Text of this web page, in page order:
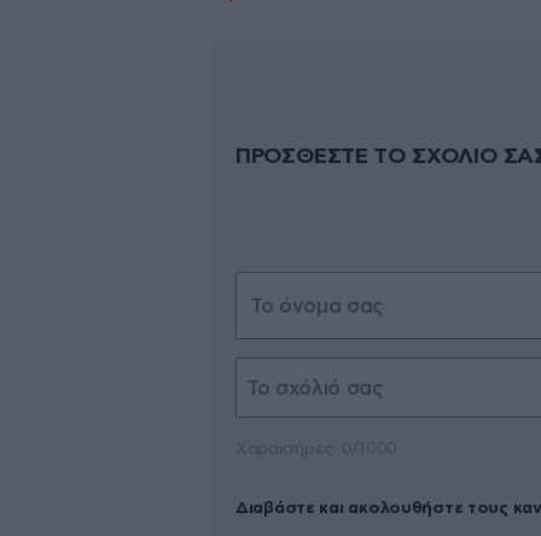
ΠΡΟΣΘΕΣΤΕ ΤΟ ΣΧΟΛΙΟ
Διαβάστε και ακολουθήστε τους